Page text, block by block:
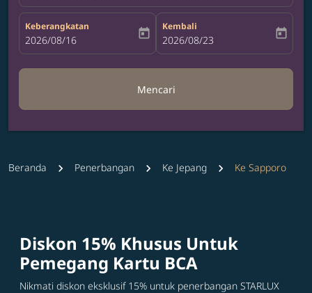
Keberangkatan
fc-booking-departure-date-aria-label
2026/08/16 today
Kembali
fc-booking-return-date-aria-label
2026/08/23 today
Mencari
Beranda Penerbangan Ke Jepang Ke Sapporo
Diskon 15% Khusus Untuk
Pemegang Kartu BCA
Nikmati diskon eksklusif 15% untuk penerbangan STARLUX